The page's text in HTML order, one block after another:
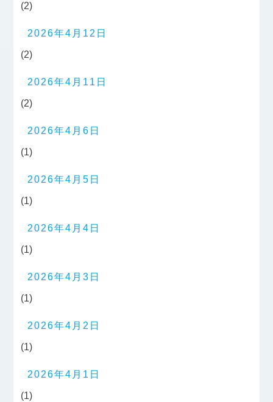
(2)
2026年4月12日
(2)
2026年4月11日
(2)
2026年4月6日
(1)
2026年4月5日
(1)
2026年4月4日
(1)
2026年4月3日
(1)
2026年4月2日
(1)
2026年4月1日
(1)